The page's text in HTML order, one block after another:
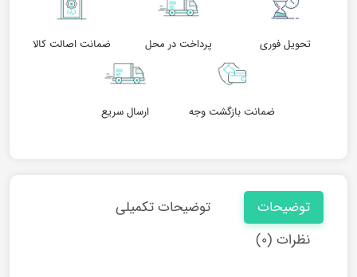
تحویل فوری پرداخت در محل ضمانت اصالت کالا
ضمانت بازگشت وجه ارسال سریع
توضیحات
توضیحات تکمیلی
نظرات (۰)